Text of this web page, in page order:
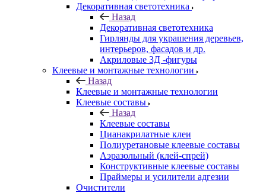
Декоративная светотехника
Назад
Декоративная светотехника
Гирлянды для украшения деревьев,
интерьеров, фасадов и др.
Акриловые 3Д -фигуры
Клеевые и монтажные технологии
Назад
Клеевые и монтажные технологии
Клеевые составы
Назад
Клеевые составы
Цианакрилатные клеи
Полиуретановые клеевые составы
Аэразольный (клей-спрей)
Конструктивные клеевые составы
Праймеры и усилители адгезии
Очистители